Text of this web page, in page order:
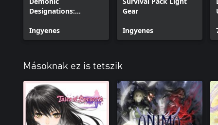
Designations:
Ingyenes
Gear
Ingyenes
Másoknak ez is tetszik